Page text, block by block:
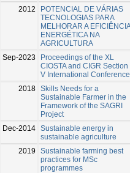
2012
POTENCIAL DE VÁRIAS
TECNOLOGIAS PARA
MELHORAR A EFICIÊNCIA
ENERGÉTICA NA
AGRICULTURA
Sep-2023
Proceedings of the XL
CIOSTA and CIGR Section
V International Conference
2018 Skills Needs for a
Sustainable Farmer in the
Framework of the SAGRI
Project
Dec-2014 Sustainable energy in
sustainable agriculture
2019
Sustainable farming best
practices for MSc
programmes